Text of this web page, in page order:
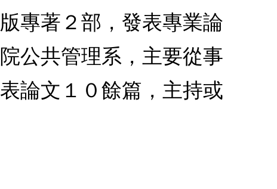
專著２部，發表專業論
公共管理系，主要從事
論文１０餘篇，主持或